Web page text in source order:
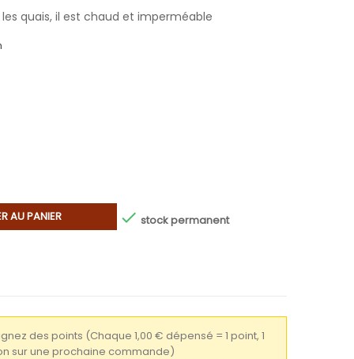
quais, il est chaud et imperméable
AU PANIER  stock permanent
des points (Chaque 1,00 € dépensé = 1 point, 1
sur une prochaine commande)